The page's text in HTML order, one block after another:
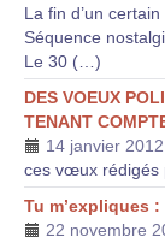
La fin d’un
Séquence
Le 30 (…)
DES VOEUX
TENANT
14 janvier 2012
ces vœux rédigés
Tu m’expliques
22 novembre